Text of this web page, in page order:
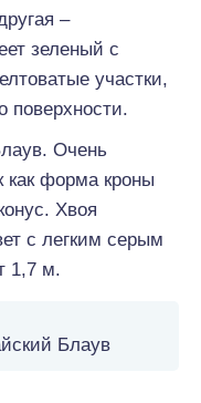
–
зеленый с
участки,
поверхности.
Очень
как форма кроны
Хвоя
с легким серым
1,7 м.
Блаув